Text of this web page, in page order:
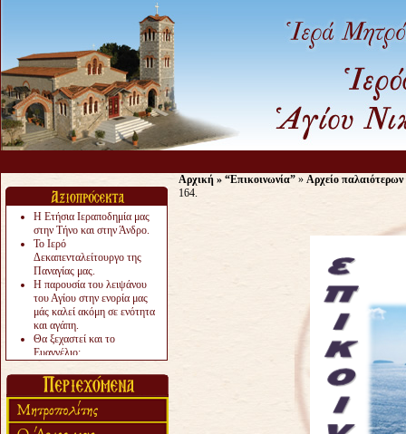
Η Ετήσια Ιεραποδημία μας
στην Τήνο και στην Άνδρο.
Το Ιερό
Δεκαπενταλείτουργο της
Παναγίας μας.
Η παρουσία του λειψάνου
του Αγίου στην ενορία μας
μάς καλεί ακόμη σε ενότητα
και αγάπη.
Θα ξεχαστεί και το
Ευαγγέλιο;
«πολύ αργά».
Ζητείται....
Αρχική » “Επικοινωνία” » Αρχείο παλαιότερων
164.